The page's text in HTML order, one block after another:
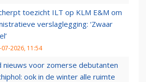
toezicht ILT op KLM E&M om
verslaglegging: ‘Zwaar
07-2026, 11:54
nieuws voor zomerse debutanten
ook in de winter alle ruimte